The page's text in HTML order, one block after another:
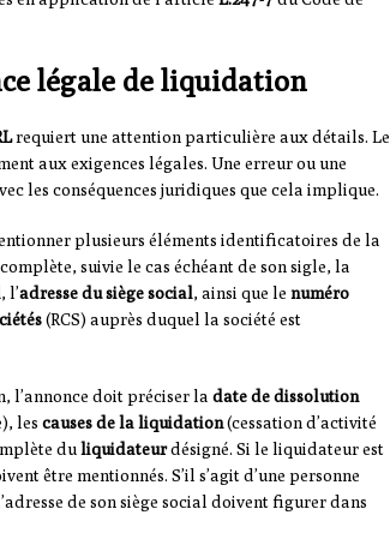
légale de liquidation
requiert une attention particulière aux détails. Le
aux exigences légales. Une erreur ou une
les conséquences juridiques que cela implique.
plusieurs éléments identificatoires de la
complète, suivie le cas échéant de son sigle, la
, l’adresse du siège social , ainsi que le numéro
(RCS) auprès duquel la société est
l’annonce doit préciser la date de dissolution
les causes de la liquidation(cessation d’activité
duliquidateurdésigné. Si le liquidateur est
être mentionnés. S’il s’agit d’une personne
de son siège social doivent figurer dans